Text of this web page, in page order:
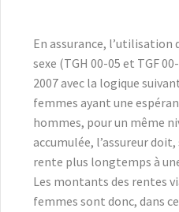
En assurance,
sexe (TGH 00-05 et TGF
2007 avec la logique
femmes ayant une
hommes, pour un même
accumulée, l’assureur
rente plus longtemps à
Les montants des rentes
femmes sont donc, dans